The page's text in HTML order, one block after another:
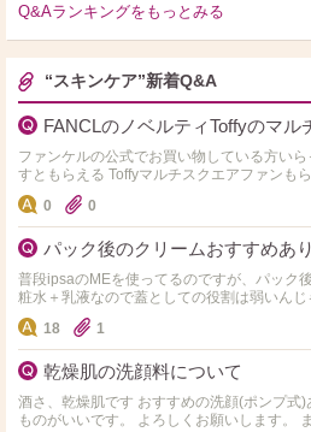
Q&Aランキングをもっとみる
“スキンケア”新着Q&A
FANCLのノベルティToffyのマル
ファンケルの公式でお買い物している方い
すともらえる Toffyマルチスクエアファンも
か？ これをもらうために注文しようか…
0 0
パック後のクリームおすすめあ
普段ipsaのMEを使ってるのですが、パック
粧水＋乳液なので蓋としての役割は弱いん
した。 パック後の蓋のためのクリームを試
18 1
乾燥肌の洗顔料について
酒さ、乾燥肌です おすすめの洗顔(ポンプ式
ものがいいです。 よろしくお願いします。